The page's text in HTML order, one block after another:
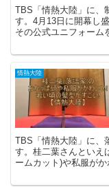
TBS「情熱大陸」に、
す。4月13日に開幕し
その公式ユニフォーム
情熱大陸
TBS「情熱大陸」に、
す。桂二葉さんといえ
ームカット)や私服が